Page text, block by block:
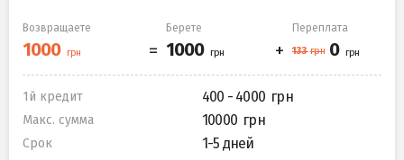
Возвращаете Берете Переплата
1й кредит 400 - 4000
Макс. сумма 10000
Срок 1-5 дней